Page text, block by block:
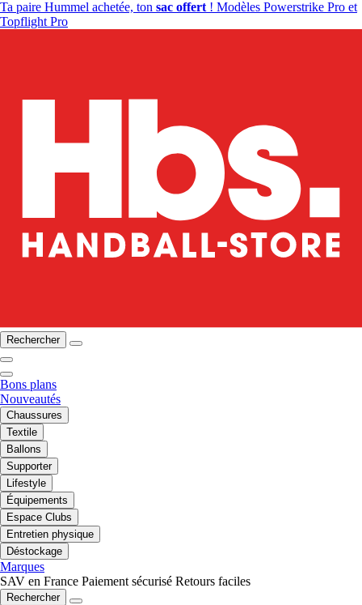
Ta paire Hummel achetée, ton sac offert ! Modèles Powerstrike Pro et
Topflight Pro
Rechercher
Bons plans
Nouveautés
Chaussures
Textile
Ballons
Supporter
Lifestyle
Équipements
Espace Clubs
Entretien physique
Déstockage
Marques
SAV en France Paiement sécurisé Retours faciles
Rechercher